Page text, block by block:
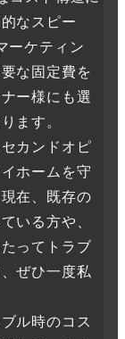
なスピー
ーケティン
な固定費を
ー様にも選
ます。
カンドオピ
ホームを守
在、既存の
いる方や、
ってトラブ
ぜひ一度私
ル時のコス